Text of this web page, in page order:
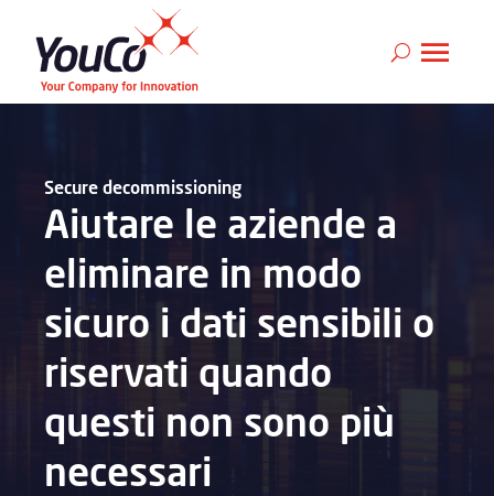
Aiutare le aziende a
eliminare in modo
sicuro i dati sensibili o
riservati quando
questi non sono più
necessari
Secure decommissioning